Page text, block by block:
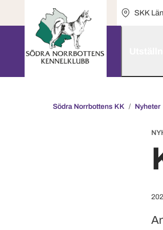
SKK
Södra Norrbottens KK Nyheter